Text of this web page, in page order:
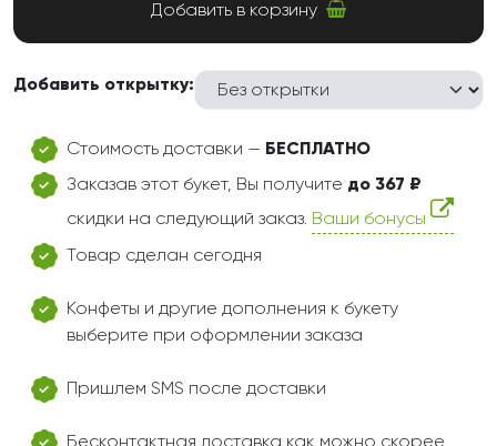
Добавить в корзину
Добавить открытку:
Стоимость доставки — БЕСПЛАТНО
Заказав этот букет, Вы получите до 367 ₽
скидки на следующий заказ. Ваши бонусы
Товар сделан сегодня
Конфеты и другие дополнения к букету
выберите при оформлении заказа
Пришлем SMS после доставки